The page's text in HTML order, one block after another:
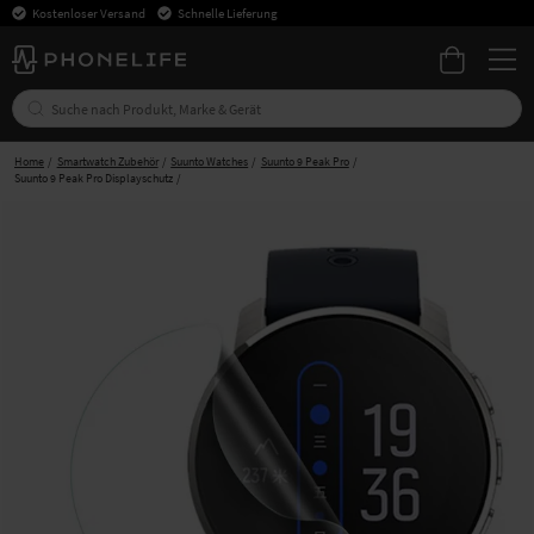
Kostenloser Versand Schnelle Lieferung
Home Smartwatch Zubehör Suunto Watches
Suunto 9 Peak Pro
Suunto 9 Peak Pro Displayschutz